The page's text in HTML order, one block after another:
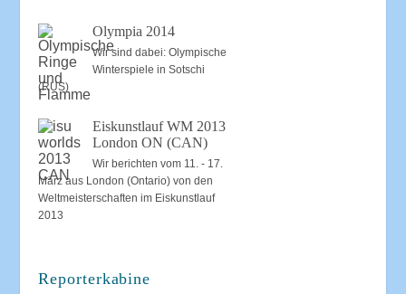
Olympia 2014
Wir sind dabei: Olympische
Winterspiele in Sotschi
(RUS)
Eiskunstlauf WM 2013
London ON (CAN)
Wir berichten vom 11. - 17.
März aus London (Ontario) von den
Weltmeisterschaften im Eiskunstlauf
2013
Reporterkabine